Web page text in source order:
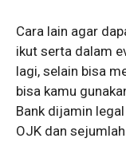
Cara lain agar
ikut serta dalam
lagi, selain bisa
bisa kamu
Bank dijamin
OJK dan